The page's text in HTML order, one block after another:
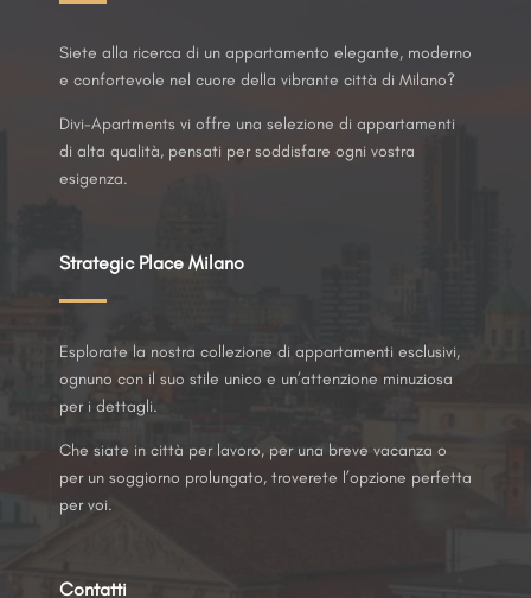
Siete alla ricerca di un appartamento elegante, moderno
e confortevole nel cuore della vibrante città di Milano?
Divi-Apartments vi offre una selezione di appartamenti
di alta qualità, pensati per soddisfare ogni vostra
esigenza.
Strategic Place Milano
Esplorate la nostra collezione di appartamenti esclusivi,
ognuno con il suo stile unico e un’attenzione minuziosa
per i dettagli.
Che siate in città per lavoro, per una breve vacanza o
per un soggiorno prolungato, troverete l’opzione perfetta
per voi.
Contatti